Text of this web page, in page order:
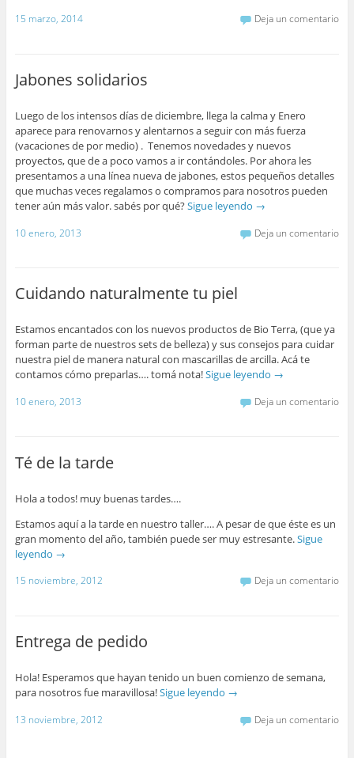
15 marzo, 2014 Deja un comentario
Jabones solidarios
Luego de los intensos días de diciembre, llega la calma y Enero
aparece para renovarnos y alentarnos a seguir con más fuerza
(vacaciones de por medio) . Tenemos novedades y nuevos
proyectos, que de a poco vamos a ir contándoles. Por ahora les
presentamos a una línea nueva de jabones, estos pequeños detalles
que muchas veces regalamos o compramos para nosotros pueden
tener aún más valor. sabés por qué?Sigue leyendo →
10 enero, 2013 Deja un comentario
Cuidando naturalmente tu piel
Estamos encantados con los nuevos productos de Bio Terra, (que ya
forman parte de nuestros sets de belleza) y sus consejos para cuidar
nuestra piel de manera natural con mascarillas de arcilla. Acá te
contamos cómo preparlas…. tomá nota!Sigue leyendo →
10 enero, 2013 Deja un comentario
Té de la tarde
Hola a todos! muy buenas tardes….
Estamos aquí a la tarde en nuestro taller…. A pesar de que éste es un
gran momento del año, también puede ser muy estresante.Sigue
leyendo →
15 noviembre, 2012 Deja un comentario
Entrega de pedido
Hola! Esperamos que hayan tenido un buen comienzo de semana,
para nosotros fue maravillosa!Sigue leyendo →
13 noviembre, 2012 Deja un comentario